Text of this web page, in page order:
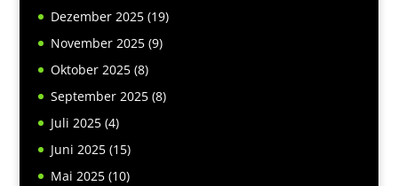
Dezember 2025(19)
November 2025(9)
Oktober 2025(8)
September 2025(8)
Juli 2025(4)
Juni 2025(15)
Mai 2025(10)